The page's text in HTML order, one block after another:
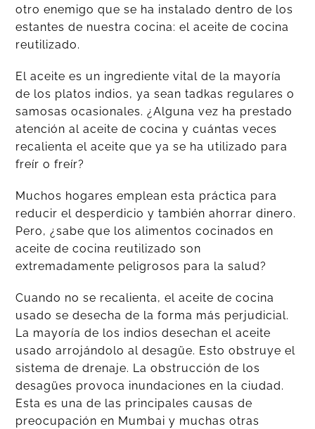
otro enemigo que se ha instalado dentro de los
estantes de nuestra cocina: el aceite de cocina
reutilizado.
El aceite es un ingrediente vital de la mayoría
de los platos indios, ya sean tadkas regulares o
samosas ocasionales. ¿Alguna vez ha prestado
atención al aceite de cocina y cuántas veces
recalienta el aceite que ya se ha utilizado para
freír o freír?
Muchos hogares emplean esta práctica para
reducir el desperdicio y también ahorrar dinero.
Pero, ¿sabe que los alimentos cocinados en
aceite de cocina reutilizado son
extremadamente peligrosos para la salud?
Cuando no se recalienta, el aceite de cocina
usado se desecha de la forma más perjudicial.
La mayoría de los indios desechan el aceite
usado arrojándolo al desagüe. Esto obstruye el
sistema de drenaje. La obstrucción de los
desagües provoca inundaciones en la ciudad.
Esta es una de las principales causas de
preocupación en Mumbai y muchas otras